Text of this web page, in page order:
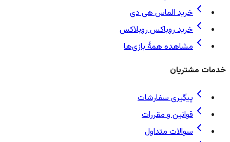
خرید الماس هی دی
خرید روباکس روبلاکس
مشاهده همهٔ بازی‌ها
خدمات مشتریان
پیگیری سفارشات
قوانین و مقررات
سوالات متداول